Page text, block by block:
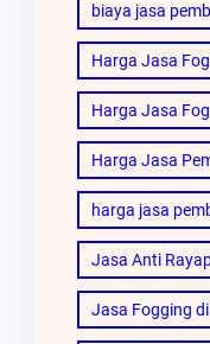
biaya jasa
Harga Jasa
Harga Jasa
Harga Jasa
harga jasa
Jasa Anti
Jasa Fogging